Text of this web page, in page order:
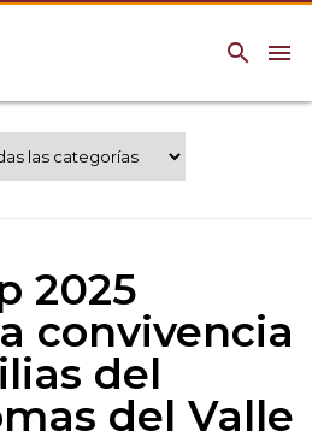
menu
search
UAG
2025
convivencia
del
del Valle